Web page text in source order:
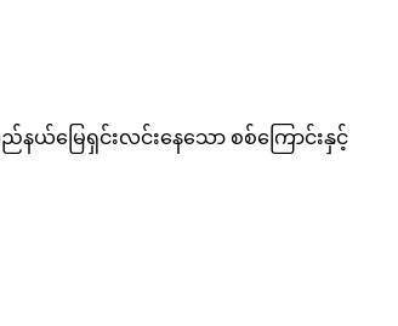
မြေရှင်းလင်းနေသော စစ်ကြောင်းနှင့်